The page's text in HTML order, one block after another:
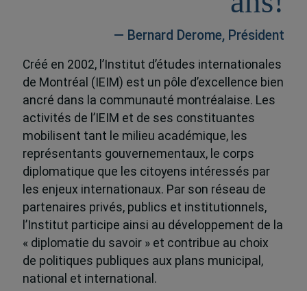
— Bernard Derome, Président
Créé en 2002, l’Institut d’études internationales
de Montréal (IEIM) est un pôle d’excellence bien
ancré dans la communauté montréalaise. Les
activités de l’IEIM et de ses constituantes
mobilisent tant le milieu académique, les
représentants gouvernementaux, le corps
diplomatique que les citoyens intéressés par
les enjeux internationaux. Par son réseau de
partenaires privés, publics et institutionnels,
l’Institut participe ainsi au développement de la
« diplomatie du savoir » et contribue au choix
de politiques publiques aux plans municipal,
national et international.